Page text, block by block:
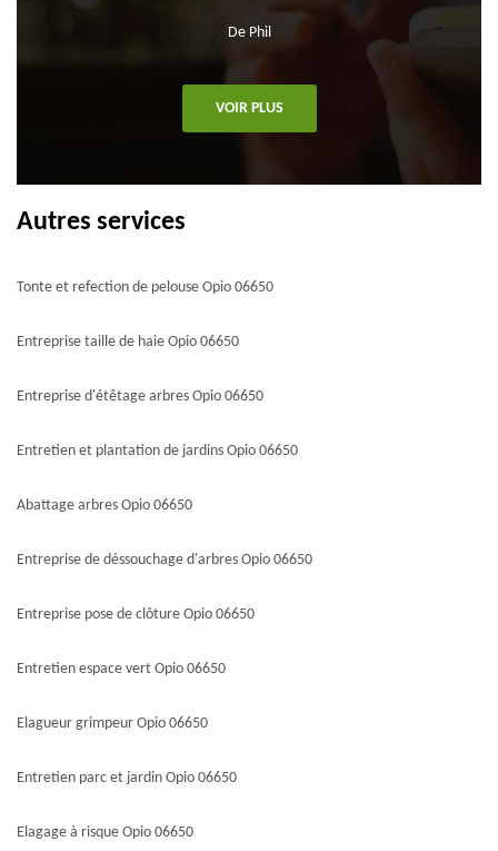
De Phil
VOIR PLUS
Autres services
Tonte et refection de pelouse Opio 06650
Entreprise taille de haie Opio 06650
Entreprise d'étêtage arbres Opio 06650
Entretien et plantation de jardins Opio 06650
Abattage arbres Opio 06650
Entreprise de déssouchage d'arbres Opio 06650
Entreprise pose de clôture Opio 06650
Entretien espace vert Opio 06650
Elagueur grimpeur Opio 06650
Entretien parc et jardin Opio 06650
Elagage à risque Opio 06650